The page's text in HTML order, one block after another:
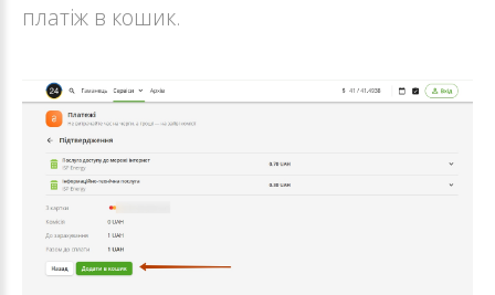
платіж в кошик.